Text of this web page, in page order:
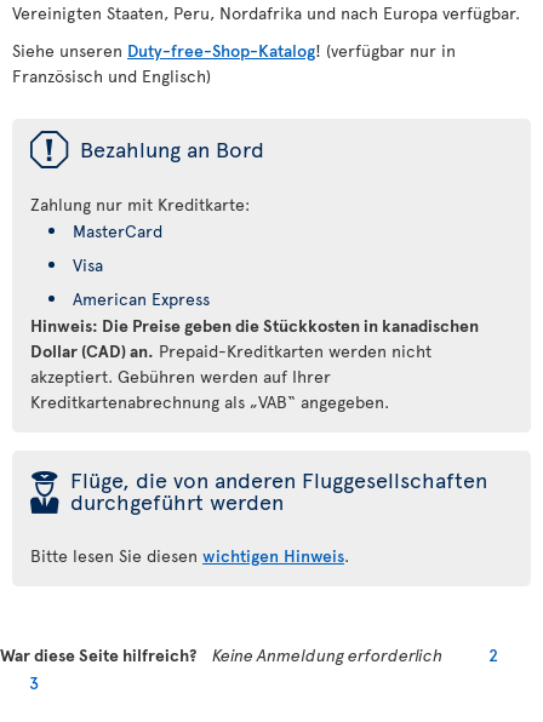
Vereinigten Staaten, Peru, Nordafrika und nach Europa verfügbar.
Siehe unseren Duty-free-Shop-Katalog! (verfügbar nur in
Französisch und Englisch)
ü Bezahlung an Bord
Zahlung nur mit Kreditkarte:
MasterCard
Visa
American Express
Hinweis: Die Preise geben die Stückkosten in kanadischen
Dollar (CAD) an. Prepaid-Kreditkarten werden nicht
akzeptiert. Gebühren werden auf Ihrer
Kreditkartenabrechnung als „VAB“ angegeben.
þ Flüge, die von anderen Fluggesellschaften
durchgeführt werden
Bitte lesen Sie diesen wichtigen Hinweis.
War diese Seite hilfreich? Keine Anmeldung erforderlich
2
3